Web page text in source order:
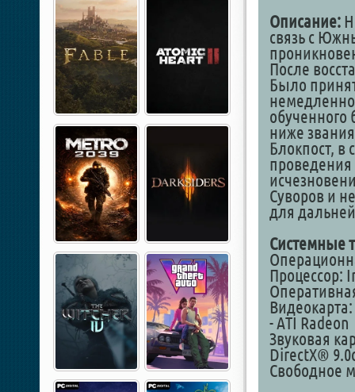
Описание:
связь с
После
Было
немедленно
обученного
ниже
Блокпост, в
Суворов и
для
Системные
Процессор:
Видеокарта:
- ATI Radeon
Звуковая
DirectX®
Свободное